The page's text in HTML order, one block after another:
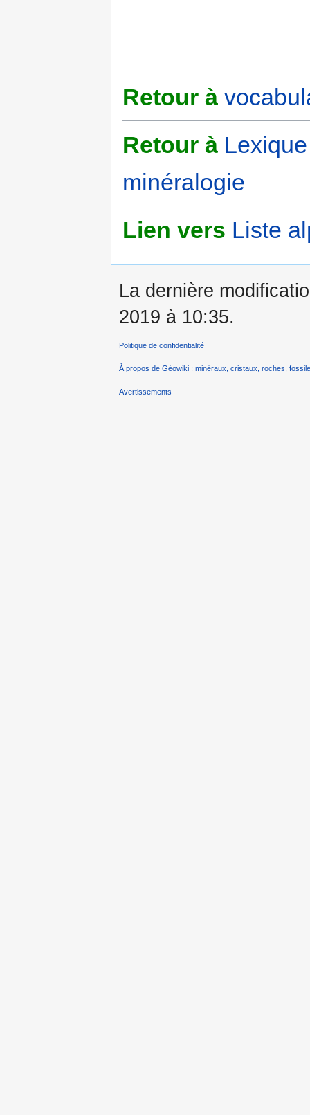
Retour à
Retour à
minéralogie
Lien vers Liste
La dernière
2019 à 10:35.
Politique de confidentialité
À propos de Géowiki : minéraux, cristaux, roches,
Avertissements